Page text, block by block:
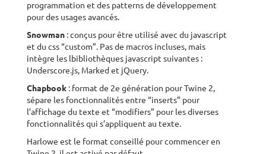
programmation et des patterns de développement
pour des usages avancés.
Snowman : conçus pour être utilisé avec du javascript
et du css “custom”. Pas de macros incluses, mais
intègre les lbibliothèques javascript suivantes :
Underscore.js, Marked et jQuery.
Chapbook : format de 2e génération pour Twine 2,
sépare les fonctionnalités entre “inserts” pour
l’affichage du texte et “modifiers” pour les diverses
fonctionnalités qui s’appliquent au texte.
Harlowe est le format conseillé pour commencer en